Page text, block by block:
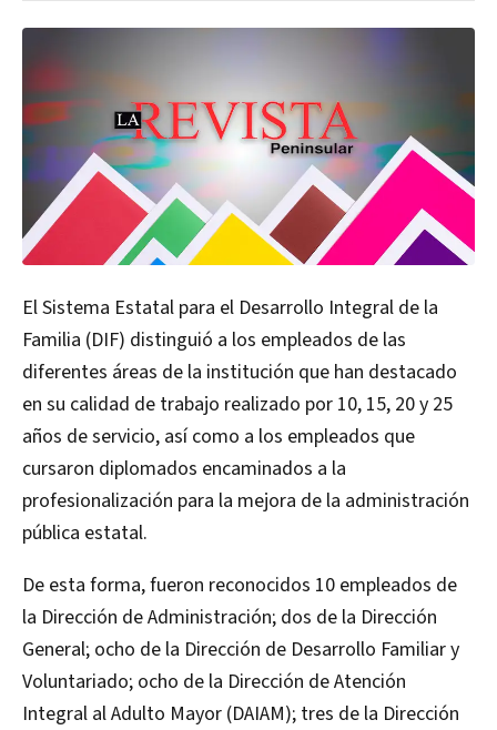
El Sistema Estatal para el Desarrollo Integral de la
Familia (DIF) distinguió a los empleados de las
diferentes áreas de la institución que han destacado
en su calidad de trabajo realizado por 10, 15, 20 y 25
años de servicio, así como a los empleados que
cursaron diplomados encaminados a la
profesionalización para la mejora de la administración
pública estatal.
De esta forma, fueron reconocidos 10 empleados de
la Dirección de Administración; dos de la Dirección
General; ocho de la Dirección de Desarrollo Familiar y
Voluntariado; ocho de la Dirección de Atención
Integral al Adulto Mayor (DAIAM); tres de la Dirección